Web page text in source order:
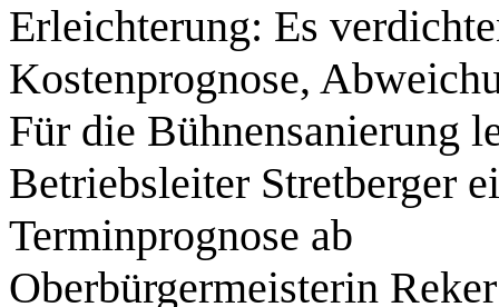
Erleichterung: Es
Kostenprognose,
Für die Bühnensanierung
Betriebsleiter Stretberger
Terminprognose ab
Oberbürgermeisterin